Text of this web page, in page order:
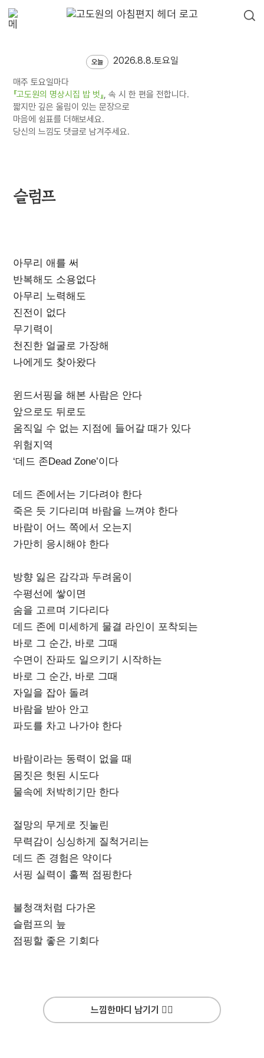
오늘 2026.8.8.토요일
매주 토요일마다
『고도원의 명상시집 밥 벗』, 속 시 한 편을 전합니다.
짧지만 깊은 울림이 있는 문장으로
마음에 쉼표를 더해보세요.
당신의 느낌도 댓글로 남겨주세요.
슬럼프
아무리 애를 써
반복해도 소용없다
아무리 노력해도
진전이 없다
무기력이
천진한 얼굴로 가장해
나에게도 찾아왔다
윈드서핑을 해본 사람은 안다
앞으로도 뒤로도
움직일 수 없는 지점에 들어갈 때가 있다
위험지역
‘데드 존Dead Zone’이다
데드 존에서는 기다려야 한다
죽은 듯 기다리며 바람을 느껴야 한다
바람이 어느 쪽에서 오는지
가만히 응시해야 한다
방향 잃은 감각과 두려움이
수평선에 쌓이면
숨을 고르며 기다리다
데드 존에 미세하게 물결 라인이 포착되는
바로 그 순간, 바로 그때
수면이 잔파도 일으키기 시작하는
바로 그 순간, 바로 그때
자일을 잡아 돌려
바람을 받아 안고
파도를 차고 나가야 한다
바람이라는 동력이 없을 때
몸짓은 헛된 시도다
물속에 처박히기만 한다
절망의 무게로 짓눌린
무력감이 싱싱하게 질척거리는
데드 존 경험은 약이다
서핑 실력이 훌쩍 점핑한다
불청객처럼 다가온
슬럼프의 늪
점핑할 좋은 기회다
느낌한마디 남기기 ✍🏻